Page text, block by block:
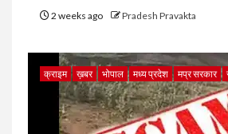
2 weeks ago Pradesh Pravakta
क्राइम ख़बर भोपाल मध्य प्रदेश मप्र सरकार